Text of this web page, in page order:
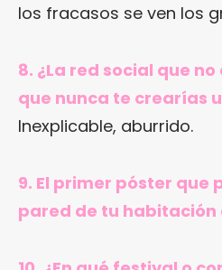
los fracasos se ven los
8. ¿La red social que
que nunca te crearías
Inexplicable, aburrido.
9. El primer póster que
pared de tu habitación